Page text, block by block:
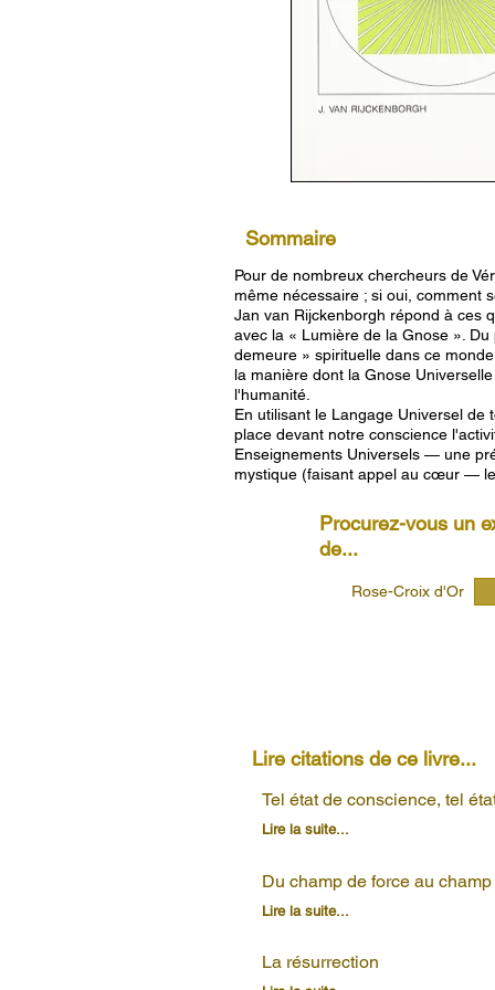
Sommaire
Pour de nombreux chercheurs de
même nécessaire ; si oui, comment
Jan van Rijckenborgh répond à ces
avec la « Lumière de la Gnose ».
demeure » spirituelle dans ce
la manière dont la Gnose
l'humanité.
En utilisant le Langage Universel
place devant notre conscience
Enseignements Universels — une
mystique (faisant appel au cœur —
Procurez-vous un
de...
Rose-Croix d'Or
Lire citations de ce livre...
Tel état de conscience, tel
Lire la suite...
Du champ de force au
Lire la suite...
La résurrection